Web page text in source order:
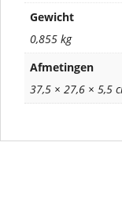
Gewicht
0,855 kg
Afmetingen
37,5 × 27,6 × 5,5